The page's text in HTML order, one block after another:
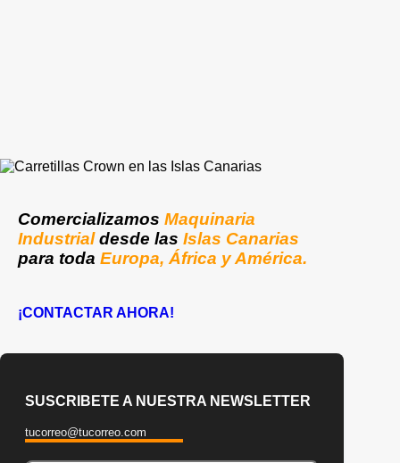
Comercializamos Maquinaria
Industrialdesde las Islas Canarias
para toda Europa, África y América.
¡CONTACTAR AHORA!
SUSCRIBETE A NUESTRA NEWSLETTER